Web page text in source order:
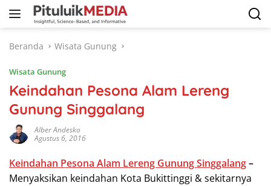
Langsung
Beranda
Wisata Gunung
Wisata Gunung
Keindahan Pesona Alam Lereng
Gunung Singgalang
Alber Andesko
Agustus 6, 2016
Keindahan Pesona Alam Lereng Gunung Singgalang–
Menyaksikan keindahan Kota Bukittinggi & sekitarnya